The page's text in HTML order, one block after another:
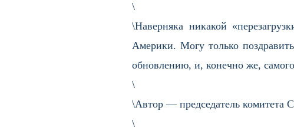
\
\Наверняка никакой
Америки. Могу только
обновлению, и, конечно же,
\
\Автор — председатель комитета
\